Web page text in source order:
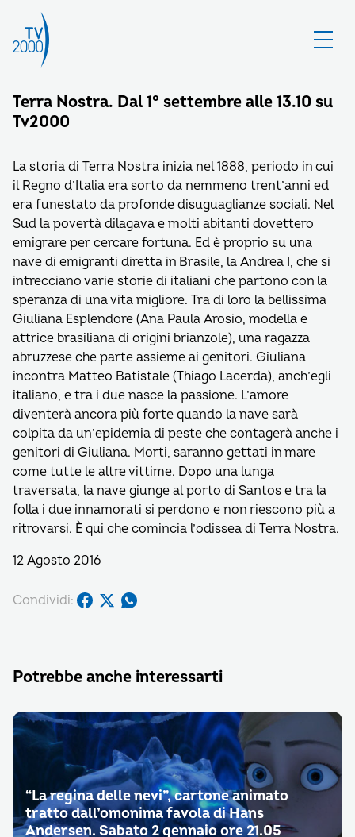
Terra Nostra. Dal 1° settembre alle 13.10 su
Tv2000
La storia di Terra Nostra inizia nel 1888, periodo in cui
il Regno d’Italia era sorto da nemmeno trent’anni ed
era funestato da profonde disuguaglianze sociali. Nel
Sud la povertà dilagava e molti abitanti dovettero
emigrare per cercare fortuna. Ed è proprio su una
nave di emigranti diretta in Brasile, la Andrea I, che si
intrecciano varie storie di italiani che partono con la
speranza di una vita migliore. Tra di loro la bellissima
Giuliana Esplendore (Ana Paula Arosio, modella e
attrice brasiliana di origini brianzole), una ragazza
abruzzese che parte assieme ai genitori. Giuliana
incontra Matteo Batistale (Thiago Lacerda), anch’egli
italiano, e tra i due nasce la passione. L’amore
diventerà ancora più forte quando la nave sarà
colpita da un’epidemia di peste che contagerà anche i
genitori di Giuliana. Morti, saranno gettati in mare
come tutte le altre vittime. Dopo una lunga
traversata, la nave giunge al porto di Santos e tra la
folla i due innamorati si perdono e non riescono più a
ritrovarsi. È qui che comincia l’odissea di Terra Nostra.
12 Agosto 2016
Condividi:
Potrebbe anche interessarti
“La regina delle nevi”, cartone animato
tratto dall’omonima favola di Hans
Andersen. Sabato 2 gennaio ore 21.05